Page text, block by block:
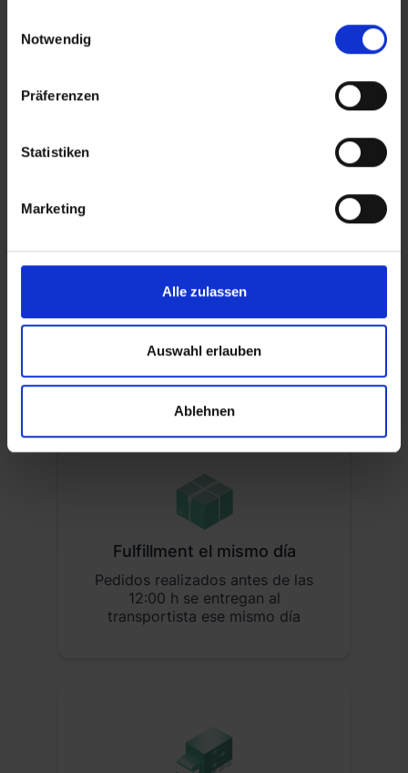
Notwendig
Präferenzen
Statistiken
Marketing
Alle zulassen
Auswahl erlauben
Ablehnen
bajos para servicios de alta
Fulfillment el mismo día
Pedidos realizados antes de las
12:00 h se entregan al
transportista ese mismo día